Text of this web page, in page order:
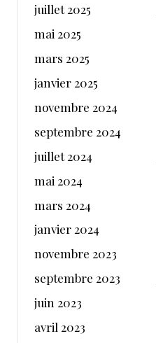
juillet 2025
mai 2025
mars 2025
janvier 2025
novembre 2024
septembre 2024
juillet 2024
mai 2024
mars 2024
janvier 2024
novembre 2023
septembre 2023
juin 2023
avril 2023